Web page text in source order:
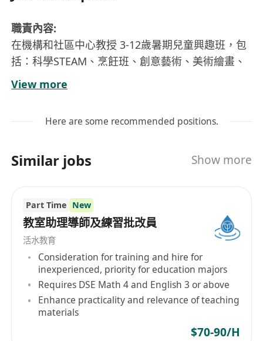
職責內容:
在機構和社區中心教授 3-12歲暑期兒童興趣班，包
括：科學STEAM、烹飪班、創意藝術、美術繪畫、
兒童舞蹈、普通話、日語韓文、幼兒教育、舞台表
演 、學術科
資歷 / 技能要求:
大專或以上程度
歡迎修讀幼兒教育/教育文憑的同學/畢業生申請
教學有熱誠，以學生為本
守時、盡責、對小朋友有愛心及耐性
工作時間:每星期2-5天 (星期一至六), 每天2-6小時
工作地點:九龍的社區中心教班
$70-$150, 視乎教學經驗和科目
我們收到申請者的資料後，會按照申請者的意願(如
時間及地點選擇)去安排合適的興趣班給各導師任
View more
Here are some recommended positions.
Similar jobs Show more
Part Time New
教室助理導師及練習批改員
活水教育
Consideration for training and hire for
inexperienced, priority for education majors
Requires DSE Math 4 and English 3 or above
Enhance practicality and relevance of teaching
materials
$70-90/H